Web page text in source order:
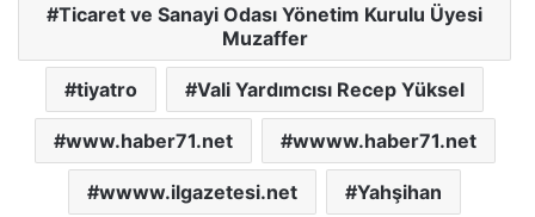
Ticaret ve Sanayi Odası Yönetim Kurulu Üyesi
Muzaffer
tiyatro Vali Yardımcısı Recep Yüksel
www.haber71.net wwww.haber71.net
wwww.ilgazetesi.net Yahşihan